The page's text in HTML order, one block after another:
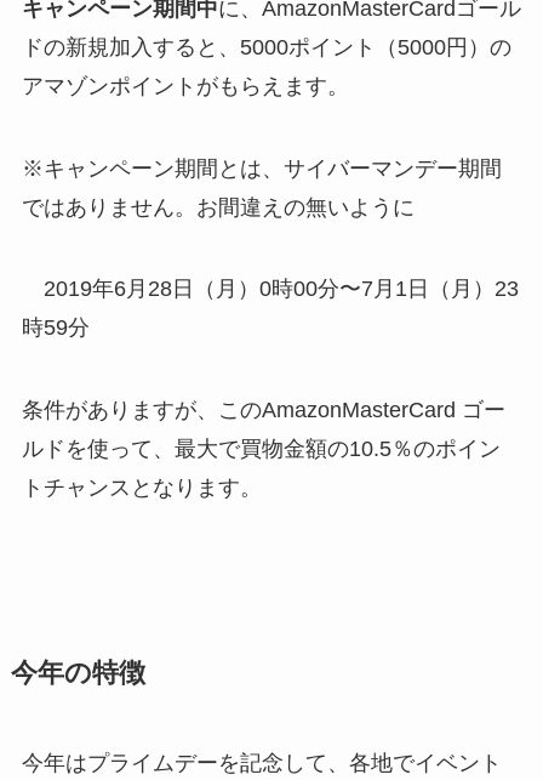
キャンペーン期間中に、AmazonMasterCardゴール
ドの新規加入すると、5000ポイント（5000円）の
アマゾンポイントがもらえます。
※キャンペーン期間とは、サイバーマンデー期間
ではありません。お間違えの無いように
2019年6月28日（月）0時00分〜7月1日（月）23
時59分
条件がありますが、このAmazonMasterCard ゴー
ルドを使って、最大で買物金額の10.5％のポイン
トチャンスとなります。
今年の特徴
今年はプライムデーを記念して、各地でイベント